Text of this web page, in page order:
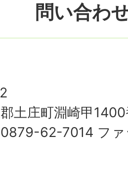
問い合わ
土庄町淵崎甲
0879-62-7014 フ